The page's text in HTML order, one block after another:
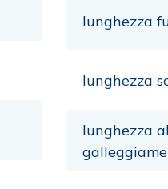
lunghezza
lunghezza
lunghezza al